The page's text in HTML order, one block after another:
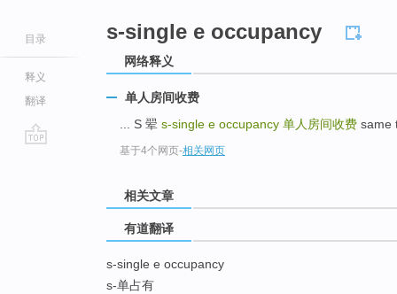
目录
释义
翻译
s-single e occupancy
网络释义
单人房间收费
... S 翚 s-single e occupancy 单人房间收费 same
基于4个网页-相关网页
相关文章
有道翻译
s-single e occupancy
s-单占有